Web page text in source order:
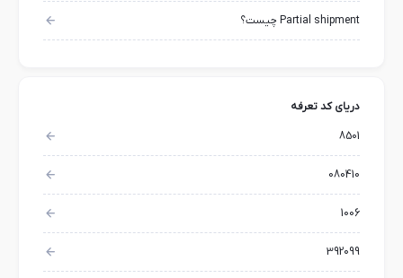
Partial shipment چیست؟
دریای کد تعرفه
8501
080410
1006
392099